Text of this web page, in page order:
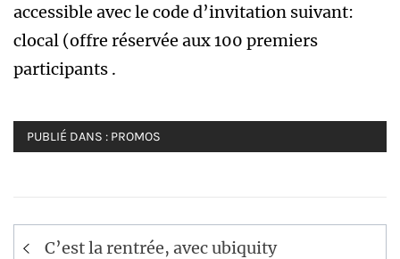
accessible avec le code d’invitation suivant:
clocal (offre réservée aux 100 premiers
participants .
PUBLIÉ DANS : PROMOS
Navigation
C’est la rentrée, avec ubiquity